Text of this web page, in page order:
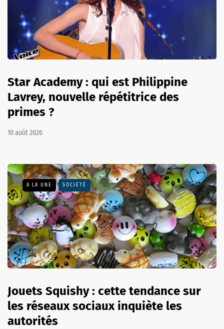
Star Academy : qui est Philippine
Lavrey, nouvelle répétitrice des
primes ?
10 août 2026
A LA UNE SOCIÉTÉ
Jouets Squishy : cette tendance sur
les réseaux sociaux inquiète les
autorités